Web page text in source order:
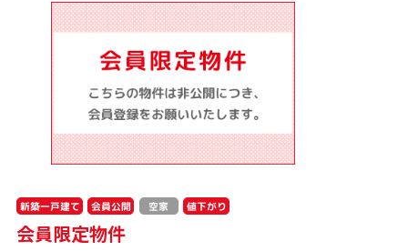
新築一戸建て 会員公開 空家 値下がり
会員限定物件